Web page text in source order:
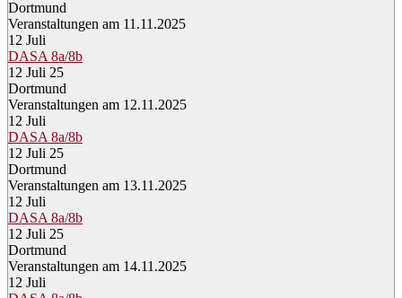
Dortmund
Veranstaltungen am 11.11.2025
12 Juli
DASA 8a/8b
12 Juli 25
Dortmund
Veranstaltungen am 12.11.2025
12 Juli
DASA 8a/8b
12 Juli 25
Dortmund
Veranstaltungen am 13.11.2025
12 Juli
DASA 8a/8b
12 Juli 25
Dortmund
Veranstaltungen am 14.11.2025
12 Juli